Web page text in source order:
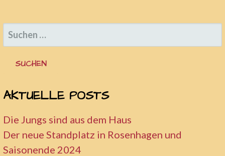
SUCHEN
NACH:
AKTUELLE POSTS
Die Jungs sind aus dem Haus
Der neue Standplatz in Rosenhagen und
Saisonende 2024